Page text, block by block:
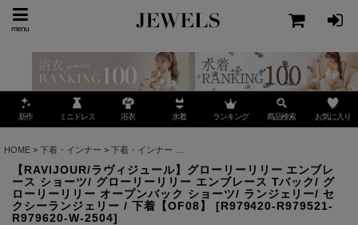
menu
新作 ミニドレス 浴衣 水着 ランキング 商品検索 お気に入り
HOME > 下着・インナー > 下着・インナー
【RAVIJOUR/ラヴィジュール】グローリーリリー エンブレ
ース ショーツ/ グローリーリリー エンブレース Tバック/ グ
ローリーリリー オープンバック ショーツ/ ランジェリー/ セ
クシーランジェリー / 下着【OF08】
[R979420-R979521-
R979620-W-2504]